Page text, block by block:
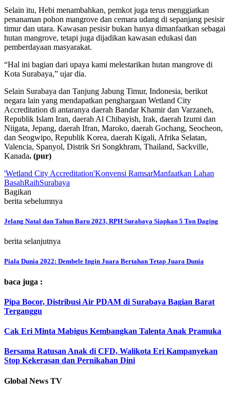
Selain itu, Hebi menambahkan, pemkot juga terus menggiatkan
penanaman pohon mangrove dan cemara udang di sepanjang pesisir
timur dan utara. Kawasan pesisir bukan hanya dimanfaatkan sebagai
hutan mangrove, tetapi juga dijadikan kawasan edukasi dan
pemberdayaan masyarakat.
“Hal ini bagian dari upaya kami melestarikan hutan mangrove di
Kota Surabaya,” ujar dia.
Selain Surabaya dan Tanjung Jabung Timur, Indonesia, berikut
negara lain yang mendapatkan penghargaan Wetland City
Accreditation di antaranya daerah Bandar Khamir dan Varzaneh,
Republik Islam Iran, daerah Al Chibayish, Irak, daerah Izumi dan
Niigata, Jepang, daerah Ifran, Maroko, daerah Gochang, Seocheon,
dan Seogwipo, Republik Korea, daerah Kigali, Afrika Selatan,
Valencia, Spanyol, Distrik Sri Songkhram, Thailand, Sackville,
Kanada. (pur)
'Wetland City Accreditation'Konvensi RamsarManfaatkan Lahan
BasahRaihSurabaya
Bagikan
berita sebelumnya
Jelang Natal dan Tahun Baru 2023, RPH Surabaya Siapkan 5 Ton Daging
berita selanjutnya
Piala Dunia 2022: Dembele Ingin Juara Bertahan Tetap Juara Dunia
baca juga :
Pipa Bocor, Distribusi Air PDAM di Surabaya Bagian Barat
Terganggu
Cak Eri Minta Mabigus Kembangkan Talenta Anak Pramuka
Bersama Ratusan Anak di CFD, Walikota Eri Kampanyekan
Stop Kekerasan dan Pernikahan Dini
Global News TV